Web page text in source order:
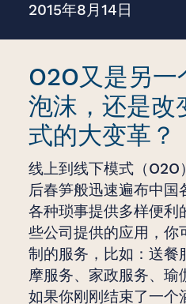
2015年8月14日
O2O又是另
泡沫，还是改
式的大变革？
线上到线下模式（
后春笋般迅速遍布中国
各种琐事提供多样便利
些公司提供的应用，你
制的服务，比如：送餐
摩服务、家政服务、瑜
如果你刚刚结束了一个